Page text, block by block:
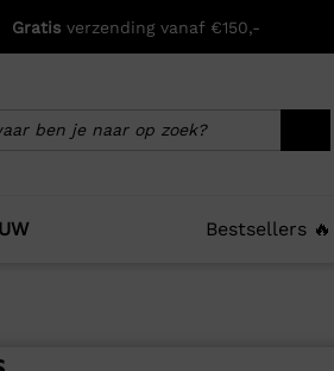
Gratisverzending vanaf €150,-
Bestsellers 🔥